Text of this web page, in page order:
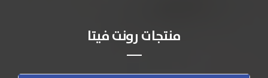
منتجات رونت فيتا